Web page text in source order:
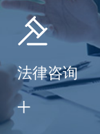
法律咨询